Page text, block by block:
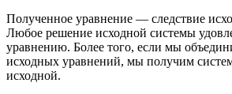
Полученное уравнение — следствие
Любое решение исходной системы
уравнению. Более того, если мы
исходных уравнений, мы получим
исходной.